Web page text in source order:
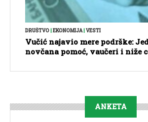
DRUŠTVO|EKONOMIJA|VESTI
Vučić najavio mere podrške:
novčana pomoć, vaučeri i niže
ANKETA